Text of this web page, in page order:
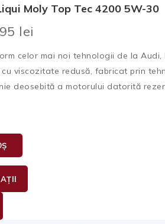
Moly Top Tec 4200 5W-30
lei
celor mai noi tehnologii de la Audi,
viscozitate redusă, fabricat prin
deosebită a motorului datorită